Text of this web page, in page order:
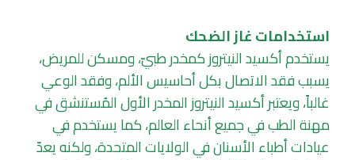
استخدامات غاز الضحك
يستخدم أكسيد النيتروز كمخدر طبيّ، ومسكن للمريض،
يسبب فقد الاتصال بكل أحاسيس الألم، وفقد الوعي
غالباً، ويعتبر أكسيد النيتروز المخدر الأول المُستنشق في
مهنة الطب في جميع أنحاء العالم، كما يستخدم في
عيادات أطباء الأسنان في الولايات المتحدة، ولكنه يعدّ